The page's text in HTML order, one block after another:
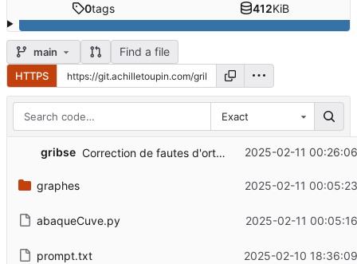
0tags 412KiB
main Find a file
HTTPS
Exact
gribse Correction de fautes d'orthographe et mise à jour des descriptions dans le fichier readMe.md 2025-02-11
graphes 2025-02-11
abaqueCuve.py 2025-02-11
prompt.txt 2025-02-10